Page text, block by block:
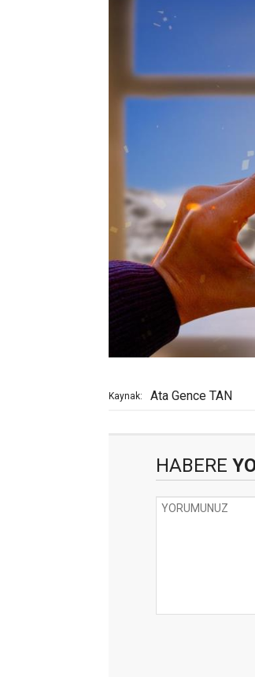
Kaynak: Ata Gence TAN
HABERE